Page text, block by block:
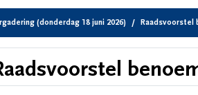
(donderdag 18 juni 2026) Raadsvoorstel